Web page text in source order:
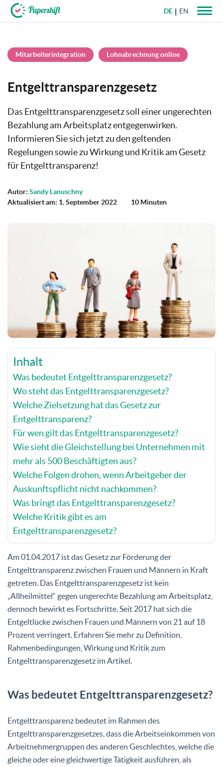
DE EN
Mitarbeiterintegration Lohnabrechnung online
Entgelttransparenzgesetz
Das Entgelttransparenzgesetz soll einer ungerechten
Bezahlung am Arbeitsplatz entgegenwirken.
Informieren Sie sich jetzt zu den geltenden
Regelungen sowie zu Wirkung und Kritik am Gesetz
für Entgelttransparenz!
Autor: Sandy Lanuschny
Aktualisiert am: 1. September 2022
10 Minuten
Inhalt
Was bedeutet Entgelttransparenzgesetz?
Wo steht das Entgelttransparenzgesetz?
Welche Zielsetzung hat das Gesetz zur
Entgelttransparenz?
Für wen gilt das Entgelttransparenzgesetz?
Wie sieht die Gleichstellung bei Unternehmen mit
mehr als 500 Beschäftigten aus?
Welche Folgen drohen, wenn Arbeitgeber der
Auskunftspflicht nicht nachkommen?
Was bringt das Entgelttransparenzgesetz?
Welche Kritik gibt es am
Entgelttransparenzgesetz?
Am 01.04.2017 ist das Gesetz zur Förderung der
Entgelttransparenz zwischen Frauen und Männern in Kraft
getreten. Das Entgelttransparenzgesetz ist kein
„Allheilmittel“ gegen ungerechte Bezahlung am Arbeitsplatz,
dennoch bewirkt es Fortschritte. Seit 2017 hat sich die
Entgeltlücke zwischen Frauen und Männern von 21 auf 18
Prozent verringert. Erfahren Sie mehr zu Definition,
Rahmenbedingungen, Wirkung und Kritik zum
Entgelttransparenzgesetz im Artikel.
Was bedeutet Entgelttransparenzgesetz?
Entgelttransparenz bedeutet im Rahmen des
Entgelttransparenzgesetzes, dass die Arbeitseinkommen von
Arbeitnehmergruppen des anderen Geschlechtes, welche die
gleiche oder eine gleichwertige Tätigkeit ausführen, als